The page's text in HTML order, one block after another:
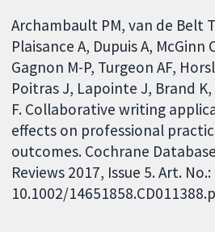
Archambault PM, van de Belt
Plaisance A, Dupuis A, McGinn
Gagnon M-P, Turgeon AF,
Poitras J, Lapointe J, Brand
F. Collaborative writing
effects on professional
outcomes. Cochrane
Reviews 2017, Issue 5. Art.
10.1002/